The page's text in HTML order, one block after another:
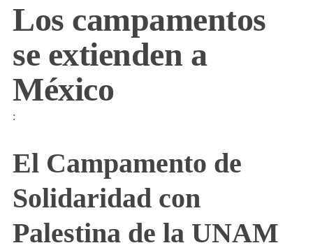
Los campamentos
se extienden a
México
:
El Campamento de
Solidaridad con
Palestina de la UNAM